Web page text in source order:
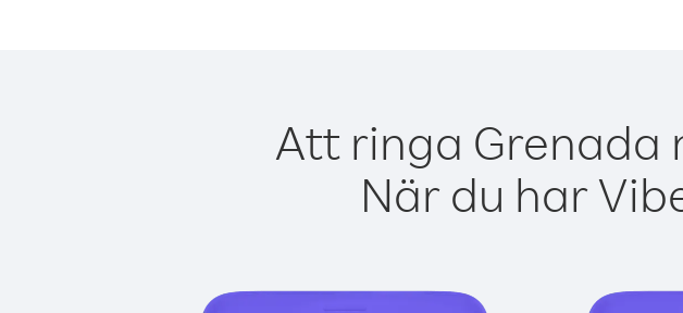
Att ringa Grenada
När du har